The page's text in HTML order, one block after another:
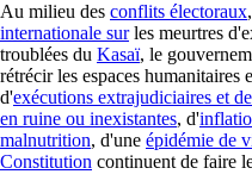
Au milieu des conflits électoraux
internationale surles meurtres
troublées du Kasaï, le
rétrécir les espaces humanitaires
d'exécutions extrajudiciaires et
en ruine ou inexistantes, d'
malnutrition, d'une épidémie de
Constitution continuent de faire